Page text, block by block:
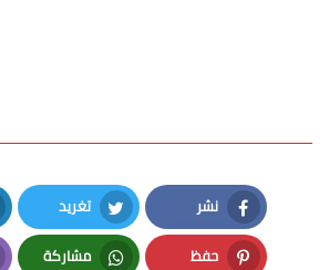
نشر
Facebook
تغريد
Twitter
حفظ مشاركة